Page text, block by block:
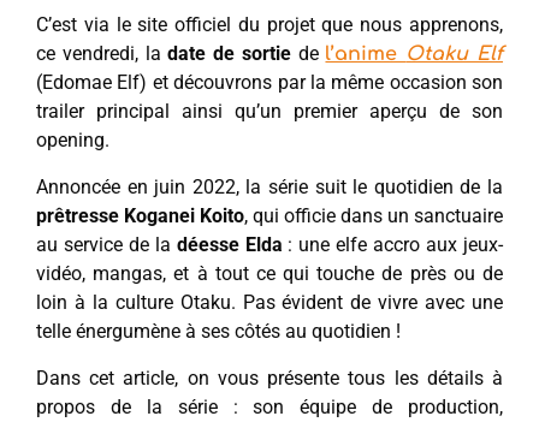
C’est via le site officiel du projet que nous apprenons,
ce vendredi, ladate de sortiede l’anime Otaku Elf
(Edomae Elf) et découvrons par la même occasion son
trailer principal ainsi qu’un premier aperçu de son
opening.
Annoncée en juin 2022, la série suit le quotidien de la
prêtresse Koganei Koito, qui officie dans un sanctuaire
au service de la déesse Elda : une elfe accro aux jeux-
vidéo, mangas, et à tout ce qui touche de près ou de
loin à la culture Otaku. Pas évident de vivre avec une
telle énergumène à ses côtés au quotidien !
Dans cet article, on vous présente tous les détails à
propos de la série : son équipe de production,